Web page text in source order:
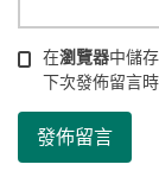
在瀏覽器中儲
下次發佈留言